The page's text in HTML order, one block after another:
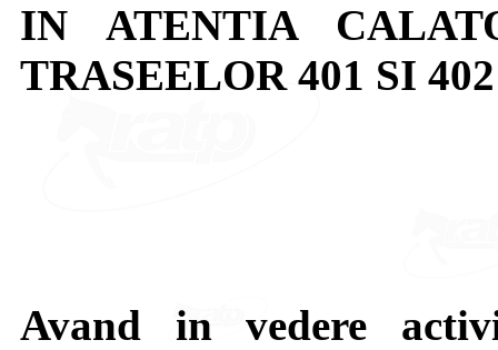
IN ATENTIA
TRASEELOR 401 SI 402
Avand in vedere